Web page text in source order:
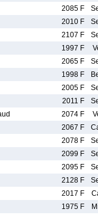
2085 F
2010 F
2107 F
1997 F
2065 F
1998 F
2005 F
2011 F
2074 F
2067 F
2078 F
2099 F
2095 F
2128 F
2017 F
1975 F